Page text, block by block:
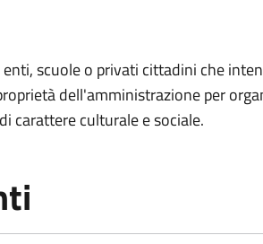
scuole o privati cittadini che
dell'amministrazione per
carattere culturale e sociale.